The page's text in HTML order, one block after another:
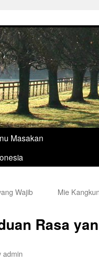
Masakan
Wajib
Mie
Rasa
admin